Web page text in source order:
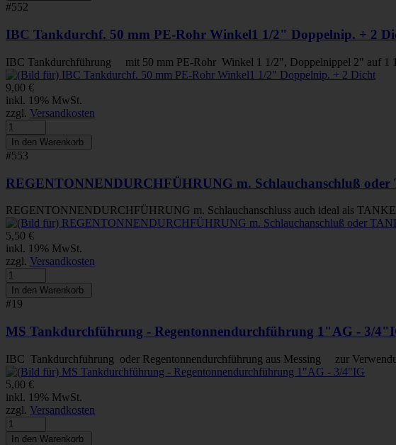
#552
IBC Tankdurchf. 50 mm PE-Rohr Winkel1 1/2" Doppelnip. + 2
IBC Tankdurchführung mit 50 mm PE-Rohr Winkel 1 1/2", Doppelnippel 2" auf 1
9,00 €
inkl. 19% MwSt.
zzgl. Versandkosten
#553
REGENTONNENDURCHFÜHRUNG m. Schlauchanschluß
REGENTONNENDURCHFÜHRUNG m. Schlauchanschluss auch ideal als
5,50 €
inkl. 19% MwSt.
zzgl. Versandkosten
#19
MS Tankdurchführung - Regentonnendurchführung 1"AG - 3/
IBC Tankdurchführung oder Regentonnendurchführung aus Messing zur
5,00 €
inkl. 19% MwSt.
zzgl. Versandkosten